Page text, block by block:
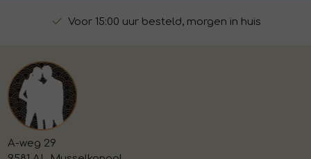
Voor 15:00 uur besteld, morgen in huis
A-weg 29